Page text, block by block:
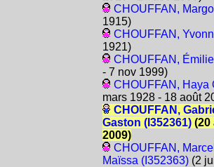
CHOUFFAN,
1915)
CHOUFFAN,
1921)
CHOUFFAN,
- 7 nov 1999)
CHOUFFAN, Haya
mars 1928 - 18 août
CHOUFFAN,
Gaston (I352361)(20
2009)
CHOUFFAN,
Maïssa (I352363)(2